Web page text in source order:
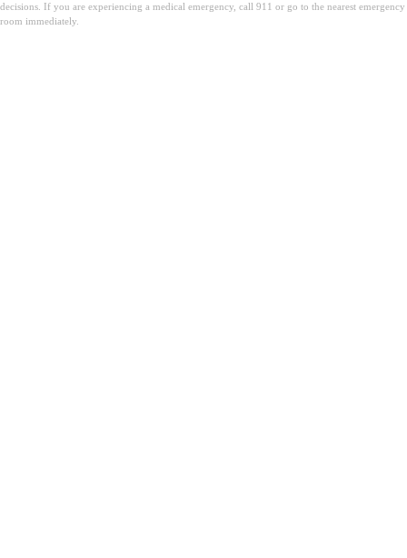
decisions. If you are experiencing a medical emergency, call 911 or go to the nearest emergency
room immediately.